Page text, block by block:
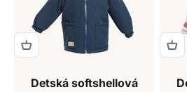
Detská softshellová